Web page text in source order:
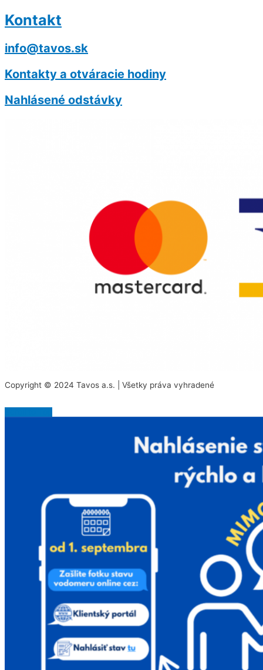
Kontakt
info@tavos.sk
Kontakty a otváracie hodiny
Nahlásené odstávky
Copyright © 2024 Tavos a.s. | Všetky práva vyhradené